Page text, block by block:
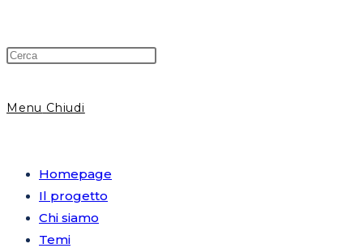
Menu Chiudi
Homepage
Il progetto
Chi siamo
Temi